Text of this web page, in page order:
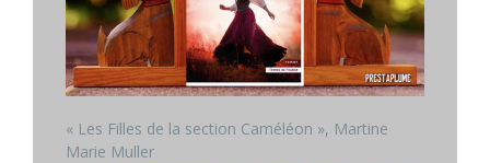
« Les Filles de la section Caméléon », Martine
Marie Muller